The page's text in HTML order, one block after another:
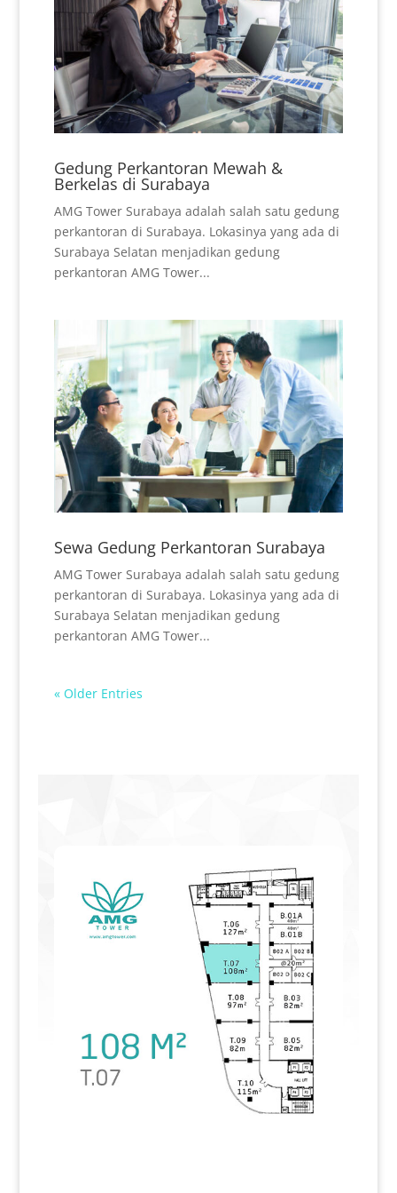
Gedung Perkantoran Mewah &
Berkelas di Surabaya
AMG Tower Surabaya adalah salah satu gedung
perkantoran di Surabaya. Lokasinya yang ada di
Surabaya Selatan menjadikan gedung
perkantoran AMG Tower...
Sewa Gedung Perkantoran Surabaya
AMG Tower Surabaya adalah salah satu gedung
perkantoran di Surabaya. Lokasinya yang ada di
Surabaya Selatan menjadikan gedung
perkantoran AMG Tower...
« Older Entries